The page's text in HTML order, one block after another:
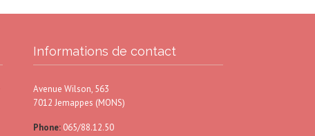
Informations de contact
Avenue Wilson, 563
7012 Jemappes (MONS)
Phone: 065/88.12.50